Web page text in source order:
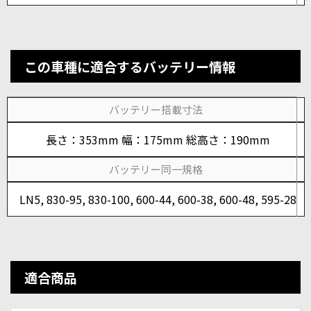
この車種に適合するバッテリー情報
バッテリー搭載寸法
長さ：353mm 幅：175mm 総高さ：190mm
バッテリー同一規格
LN5, 830-95, 830-100, 600-44, 600-38, 600-48, 595-28
適合商品